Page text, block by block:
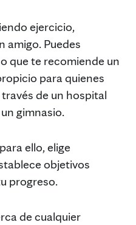
ejercicio,
amigo. Puedes
que te recomiende un
para quienes
de un hospital
gimnasio.
ello, elige
objetivos
progreso.
de cualquier